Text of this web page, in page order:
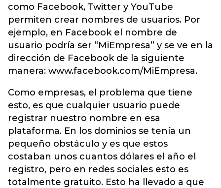
como Facebook, Twitter y YouTube
permiten crear nombres de usuarios. Por
ejemplo, en Facebook el nombre de
usuario podría ser “MiEmpresa” y se ve en la
dirección de Facebook de la siguiente
manera: www.facebook.com/MiEmpresa.
Como empresas, el problema que tiene
esto, es que cualquier usuario puede
registrar nuestro nombre en esa
plataforma. En los dominios se tenía un
pequeño obstáculo y es que estos
costaban unos cuantos dólares el año el
registro, pero en redes sociales esto es
totalmente gratuito. Esto ha llevado a que